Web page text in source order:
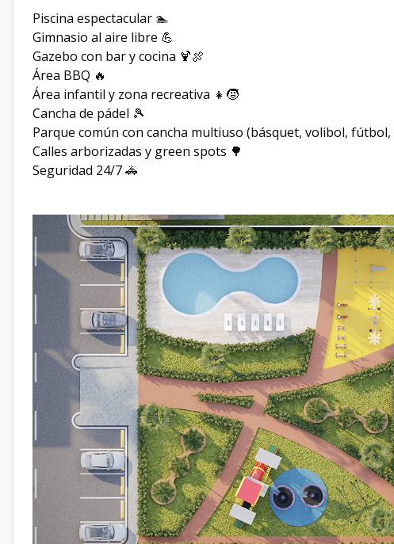
Piscina espectacular 🏊
Gimnasio al aire libre 💪
Gazebo con bar y cocina 🍹🍖
Área BBQ 🔥
Área infantil y zona recreativa 👧🧒
Cancha de pádel 🎾
Parque común con cancha multiuso (básquet, volibol, fútbol,
Calles arborizadas y green spots 🌳
Seguridad 24/7 🚓